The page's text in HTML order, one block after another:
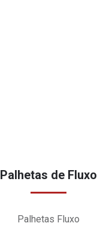
Palhetas de Fluxo
Palhetas Fluxo